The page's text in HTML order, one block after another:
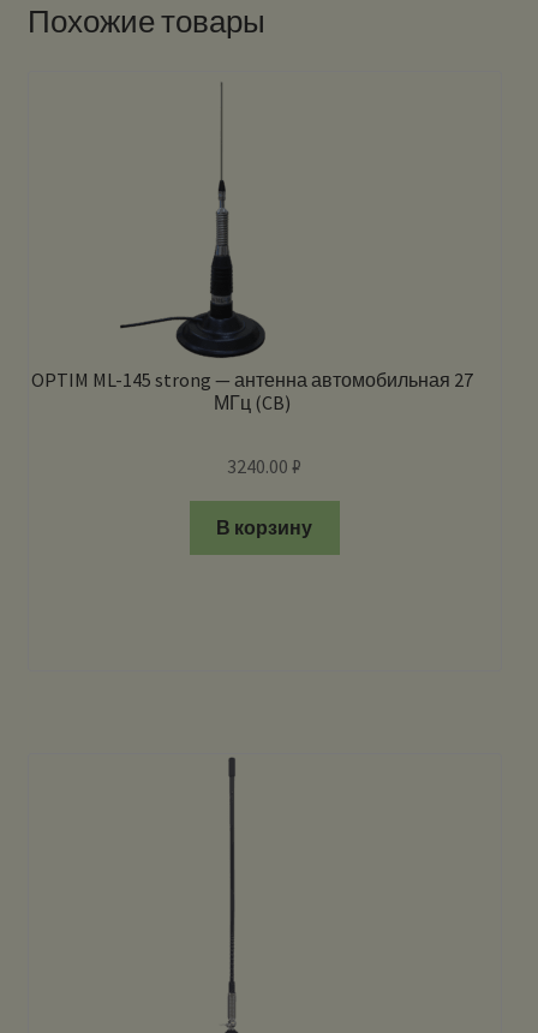
Похожие товары
OPTIM ML-145 strong — антенна автомобильная 27
МГц (CB)
3240.00₽
В корзину